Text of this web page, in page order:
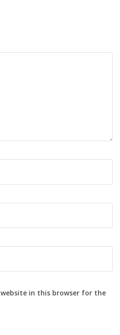
in this browser for the